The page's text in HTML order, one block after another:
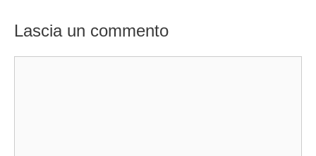
Lascia un commento